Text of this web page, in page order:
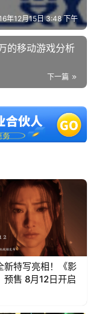
年12月15日 3:48 下午
的移动游戏分析
下一篇
新特写亮相！《影
预售 8月12日开启